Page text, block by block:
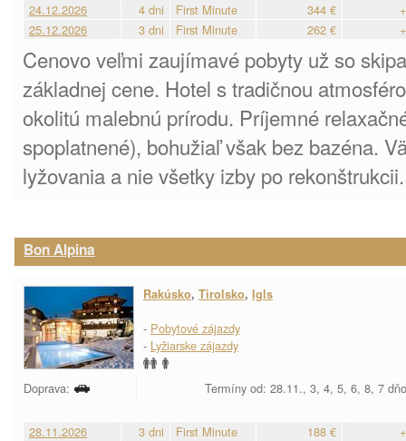
24.12.2026
4 dni First Minute 344 €
25.12.2026
3 dni First Minute 262 €
Cenovo veľmi zaujímavé pobyty už so
základnej cene. Hotel s tradičnou
okolitú malebnú prírodu. Príjemné
spoplatnené), bohužiaľ však bez bazéna.
lyžovania a nie všetky izby po rekonštrukcii.
Bon Alpina
Rakúsko, Tirolsko, Igls
- Pobytové zájazdy
- Lyžiarske zájazdy
Doprava: Termíny od: 28.11., 3, 4, 5, 6, 8, 7
28.11.2026 3 dni First Minute 188 €